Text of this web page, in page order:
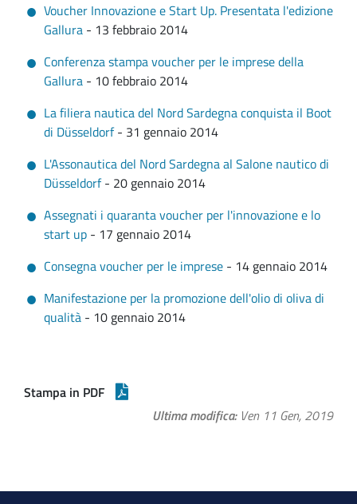
Voucher Innovazione e Start Up. Presentata l'edizione
Gallura - 13 febbraio 2014
Conferenza stampa voucher per le imprese della
Gallura - 10 febbraio 2014
La filiera nautica del Nord Sardegna conquista il Boot
di Düsseldorf- 31 gennaio 2014
L'Assonautica del Nord Sardegna al Salone nautico di
Düsseldorf- 20 gennaio 2014
Assegnati i quaranta voucher per l'innovazione e lo
start up - 17 gennaio 2014
Consegna voucher per le imprese - 14 gennaio 2014
Manifestazione per la promozione dell'olio di oliva di
qualità - 10 gennaio 2014
Stampa in PDF
Ultima modifica Ven 11 Gen, 2019